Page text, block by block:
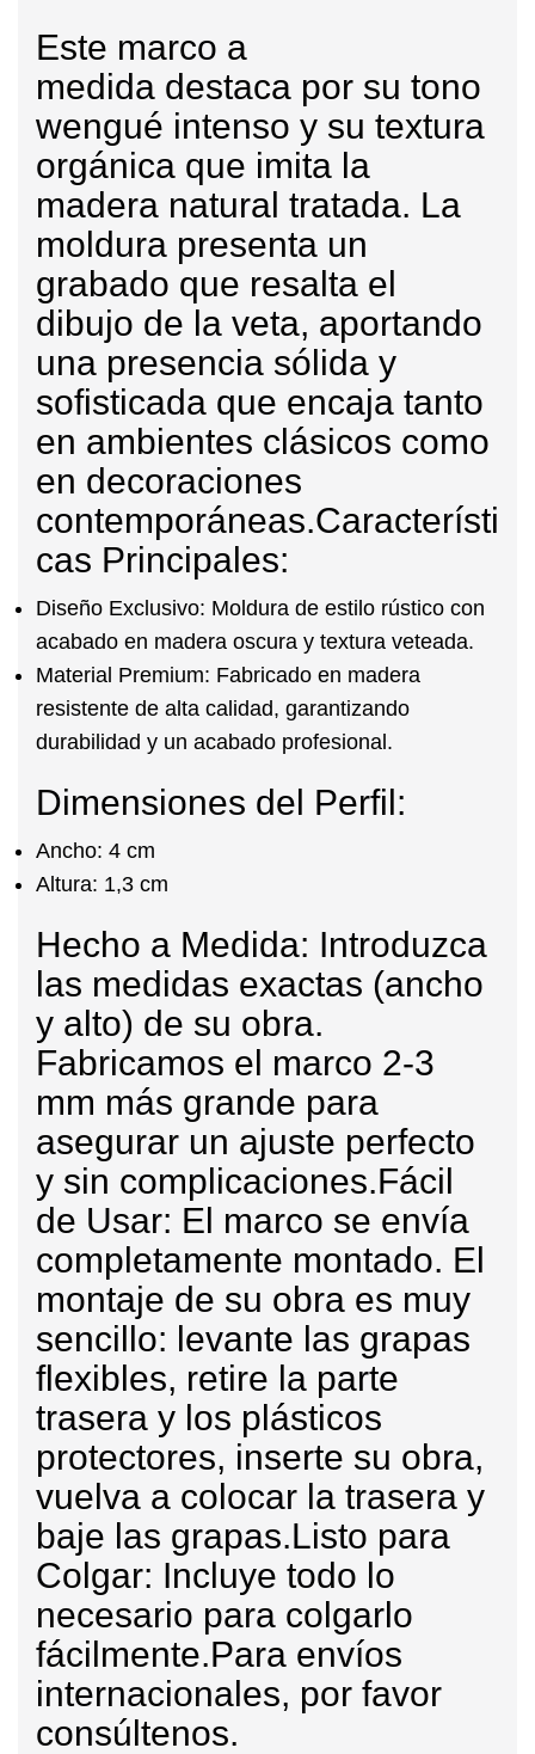
Este marco a
medida destaca por su tono
wengué intenso y su textura
orgánica que imita la
madera natural tratada. La
moldura presenta un
grabado que resalta el
dibujo de la veta, aportando
una presencia sólida y
sofisticada que encaja tanto
en ambientes clásicos como
en decoraciones
contemporáneas.Característi
cas Principales:
Diseño Exclusivo: Moldura de estilo rústico con
acabado en madera oscura y textura veteada.
Material Premium: Fabricado en madera
resistente de alta calidad, garantizando
durabilidad y un acabado profesional.
Dimensiones del Perfil:
Ancho: 4 cm
Altura: 1,3 cm
Hecho a Medida: Introduzca
las medidas exactas (ancho
y alto) de su obra.
Fabricamos el marco 2-3
mm más grande para
asegurar un ajuste perfecto
y sin complicaciones.Fácil
de Usar: El marco se envía
completamente montado. El
montaje de su obra es muy
sencillo: levante las grapas
flexibles, retire la parte
trasera y los plásticos
protectores, inserte su obra,
vuelva a colocar la trasera y
baje las grapas.Listo para
Colgar: Incluye todo lo
necesario para colgarlo
fácilmente.Para envíos
internacionales, por favor
consúltenos.